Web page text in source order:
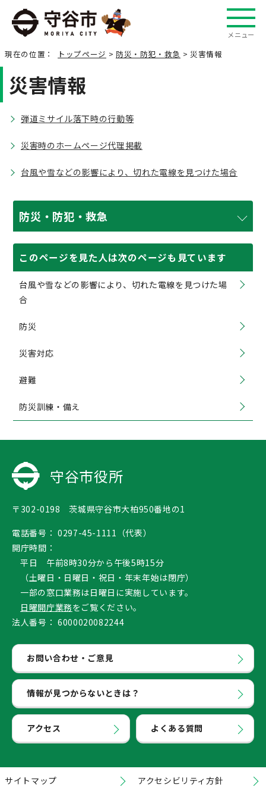
メニュー
現在の位置： トップページ > 防災・防犯・救急 > 災害情報
災害情報
弾道ミサイル落下時の行動等
災害時のホームページ代理掲載
台風や雪などの影響により、切れた電線を見つけた場合
防災・防犯・救急
このページを見た人は次のページも見ています
台風や雪などの影響により、切れた電線を見つけた場
合
防災
災害対応
避難
防災訓練・備え
守谷市役所
〒302-0198 茨城県守谷市大柏950番地の1
電話番号： 0297-45-1111（代表）
開庁時間：
平日 午前8時30分から午後5時15分
（土曜日・日曜日・祝日・年末年始は閉庁）
一部の窓口業務は日曜日に実施しています。
日曜開庁業務をご覧ください。
法人番号： 6000020082244
お問い合わせ・ご意見
情報が見つからないときは？
アクセス よくある質問
サイトマップ アクセシビリティ方針